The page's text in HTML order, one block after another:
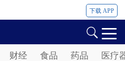
下载 APP
财经 食品 药品 医疗